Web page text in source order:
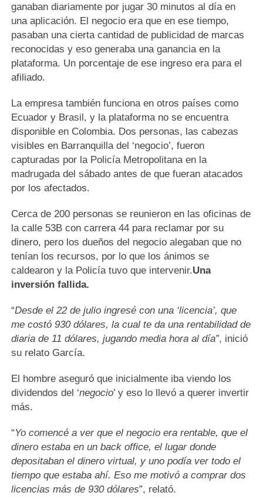
ganaban diariamente por jugar 30 minutos al día en
una aplicación. El negocio era que en ese tiempo,
pasaban una cierta cantidad de publicidad de marcas
reconocidas y eso generaba una ganancia en la
plataforma. Un porcentaje de ese ingreso era para el
afiliado.
La empresa también funciona en otros países como
Ecuador y Brasil, y la plataforma no se encuentra
disponible en Colombia. Dos personas, las cabezas
visibles en Barranquilla del ‘negocio’, fueron
capturadas por la Policía Metropolitana en la
madrugada del sábado antes de que fueran atacados
por los afectados.
Cerca de 200 personas se reunieron en las oficinas de
la calle 53B con carrera 44 para reclamar por su
dinero, pero los dueños del negocio alegaban que no
tenían los recursos, por lo que los ánimos se
caldearon y la Policía tuvo que intervenir.Una
inversión fallida.
“Desde el 22 de julio ingresé con una ‘licencia’, que
me costó 930 dólares, la cual te da una rentabilidad de
diaria de 11 dólares, jugando media hora al día”, inició
su relato García.
El hombre aseguró que inicialmente iba viendo los
dividendos del ‘negocio’ y eso lo llevó a querer invertir
más.
“Yo comencé a ver que el negocio era rentable, que el
dinero estaba en un back office, el lugar donde
depositaban el dinero virtual, y uno podía ver todo el
tiempo que estaba ahí. Eso me motivó a comprar dos
licencias más de 930 dólares”, relató.